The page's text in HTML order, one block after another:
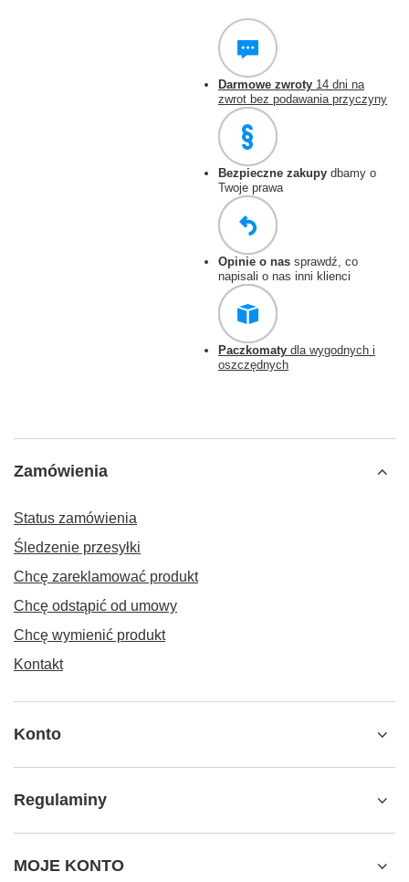
Darmowe zwroty 14 dni na
zwrot bez podawania przyczyny
Bezpieczne zakupy dbamy o
Twoje prawa
Opinie o nas sprawdź, co
napisali o nas inni klienci
Paczkomaty dla wygodnych i
oszczędnych
Zamówienia
Status zamówienia
Śledzenie przesyłki
Chcę zareklamować produkt
Chcę odstąpić od umowy
Chcę wymienić produkt
Kontakt
Konto
Regulaminy
MOJE KONTO